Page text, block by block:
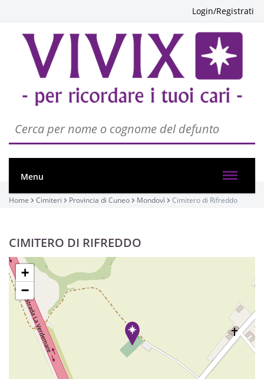
Login/Registrati
Menu
Home Cimiteri Provincia di Cuneo Mondovì Cimitero di Rifreddo
CIMITERO DI RIFREDDO
+
−